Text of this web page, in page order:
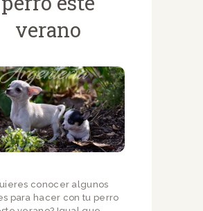
verano
conocer algunos
para hacer con tu perro